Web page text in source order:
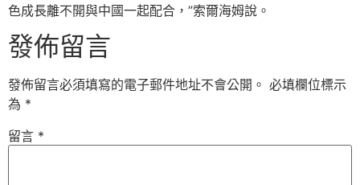
色成長離不開與中國一起配合，”索爾海姆說。
發佈留言
發佈留言必須填寫的電子郵件地址不會公開。 必填欄位標示
為 *
留言 *